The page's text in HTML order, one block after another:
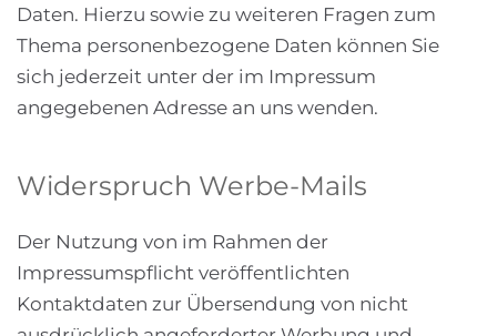
Daten. Hierzu sowie zu weiteren Fragen zum
Thema personenbezogene Daten können Sie
sich jederzeit unter der im Impressum
angegebenen Adresse an uns wenden.
Widerspruch Werbe-Mails
Der Nutzung von im Rahmen der
Impressumspflicht veröffentlichten
Kontaktdaten zur Übersendung von nicht